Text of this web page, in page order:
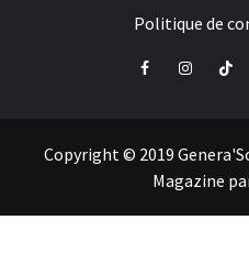
Politique de
FacebookInstagramTiktok
Copyright © 2019
Magazine